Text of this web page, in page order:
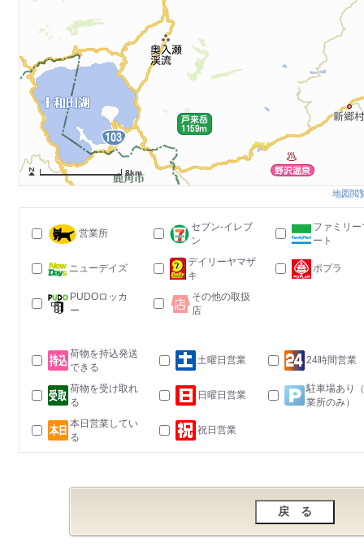
8km
地図閲
営業所
セブン-イレブ
ン
ファミリー
ート
ニューデイズ
デイリーヤマザ
キ
ポプラ
PUDOロッカ
ー
その他の取扱
店
荷物を持込発送
できる
土曜日営業 24時間営業
荷物を受け取れ
る
日曜日営業
駐車場あり
業所のみ）
本日営業してい
る
祝日営業